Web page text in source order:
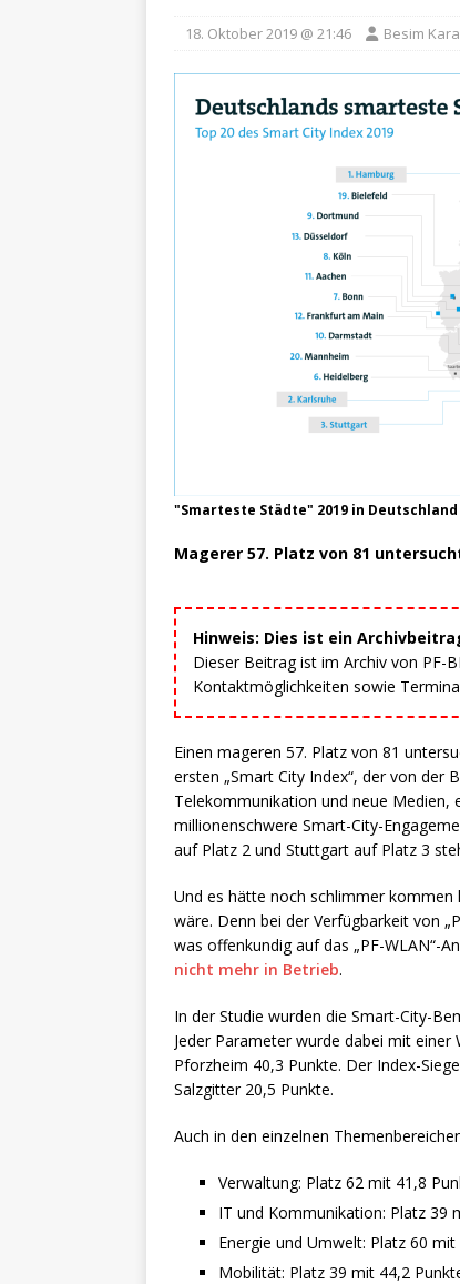
18. Oktober 2019 @ 21:46 Besim
"Smarteste Städte" 2019 in
Magerer 57. Platz von 81
Hinweis: Dies ist ein
Dieser Beitrag ist im Archiv von PF-
Kontaktmöglichkeiten sowie
Einen mageren 57. Platz von 81
ersten „Smart City Index“, der von
Telekommunikation und neue Medien,
millionenschwere Smart-City-
auf Platz 2 und Stuttgart auf Platz 3
Und es hätte noch schlimmer
wäre. Denn bei der Verfügbarkeit von
was offenkundig auf das „PF-WLAN“-
nicht mehr in Betrieb.
In der Studie wurden die Smart-City-
Jeder Parameter wurde dabei mit
Pforzheim 40,3 Punkte. Der Index-
Salzgitter 20,5 Punkte.
Auch in den einzelnen
Verwaltung: Platz 62 mit 41,8
IT und Kommunikation: Platz 39
Energie und Umwelt: Platz 60
Mobilität: Platz 39 mit 44,2